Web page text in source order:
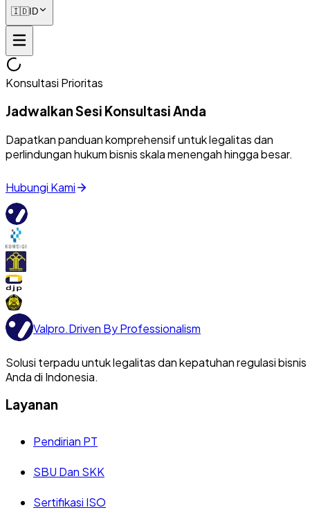
🇮🇩ID
Konsultasi Prioritas
Jadwalkan Sesi Konsultasi Anda
Dapatkan panduan komprehensif untuk legalitas dan
perlindungan hukum bisnis skala menengah hingga besar.
Hubungi Kami
Valpro.Driven By Professionalism
Solusi terpadu untuk legalitas dan kepatuhan regulasi bisnis
Anda di Indonesia.
Layanan
Pendirian PT
SBU Dan SKK
Sertifikasi ISO